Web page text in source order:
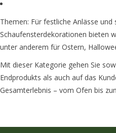
Themen: Für festliche Anlässe und
Schaufensterdekorationen bieten
unter anderem für Ostern,
Mit dieser Kategorie gehen Sie
Endprodukts als auch auf das
Gesamterlebnis – vom Ofen bis